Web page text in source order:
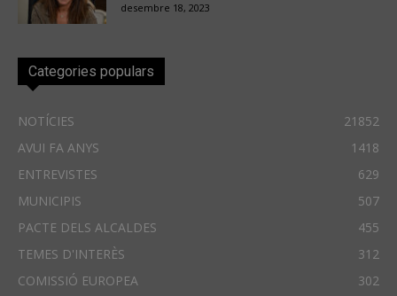
desembre 18, 2023
Categories populars
NOTÍCIES
21852
AVUI FA ANYS
1418
ENTREVISTES
629
MUNICIPIS
507
PACTE DELS ALCALDES
455
TEMES D'INTERÈS
312
COMISSIÓ EUROPEA
302